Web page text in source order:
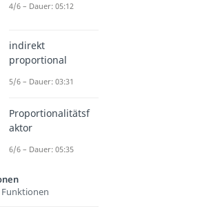
4/6 – Dauer: 05:12
indirekt
proportional
5/6 – Dauer: 03:31
Proportionalitätsf
aktor
6/6 – Dauer: 05:35
Funktionen